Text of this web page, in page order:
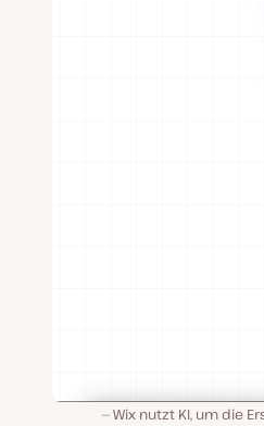
Wix nutzt KI, um die